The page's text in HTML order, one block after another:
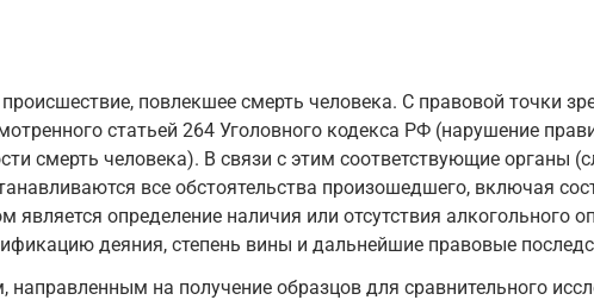
повлекшее смерть человека. С правовой точки
статьей 264 Уголовного кодекса РФ (нарушение
смерть человека). В связи с этим соответствующие органы
все обстоятельства произошедшего, включая
определение наличия или отсутствия алкогольного
деяния, степень вины и дальнейшие правовые
на получение образцов для сравнительного